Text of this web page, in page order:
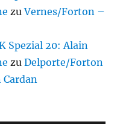
zuVernes/Forton –
Spezial 20: Alain
zuDelporte/Forton